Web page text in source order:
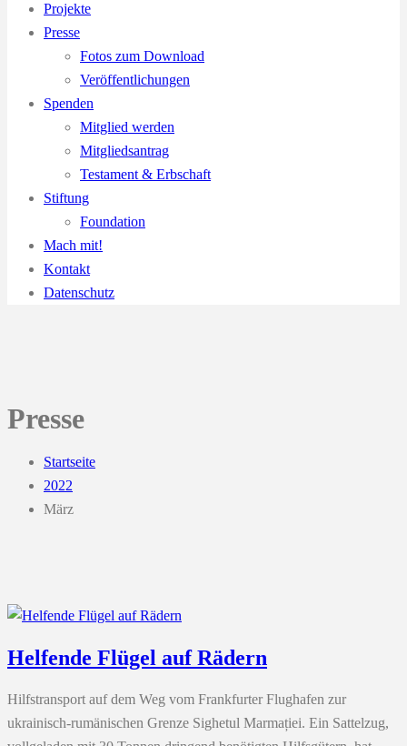
Projekte
Presse
Fotos zum Download
Veröffentlichungen
Spenden
Mitglied werden
Mitgliedsantrag
Testament & Erbschaft
Stiftung
Foundation
Mach mit!
Kontakt
Datenschutz
Presse
Startseite
2022
März
Helfende Flügel auf Rädern
Hilfstransport auf dem Weg vom Frankfurter Flughafen zur
ukrainisch-rumänischen Grenze Sighetul Marmației. Ein Sattelzug,